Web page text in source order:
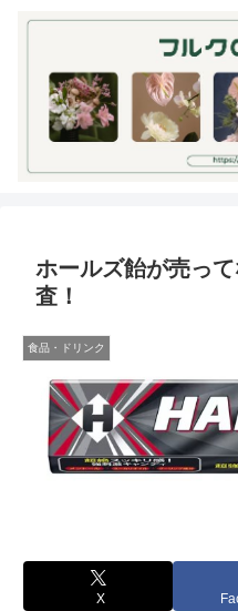
ホールズ飴が売っ
査！
食品・ドリンク
X